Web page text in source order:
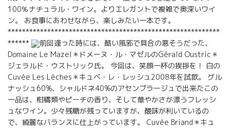
100％ナチュラル・ワイン。よりエレガントで複雑で奥深いワイ
ン。 お食事にあわせながら、楽しみたい一本です。
***********************************************************
******
前回逢った時には、酷い風邪で具合の悪そうだった、
Domaine Le Mazel＊ドメーヌ・ル・マゼルのGérald Oustric＊
ジェラルド・ウストリック氏。 今回は、笑顔一杯の挨拶を！ 白の
Cuvée Les Lèches＊キュベ・レ・レッシュ2008年を試飲。 グル
ナッシュ60%、シャルドネ40%のアセンブラージュで出来たこの
一品は、柑橘類やピーチの香り、そして華やかさが漂うフレッシ
ュなワイン。少々残糖が残っていますが、酸味が利いているの
で、綺麗なバランスに仕上がっています。 Cuvée Briand＊キュ